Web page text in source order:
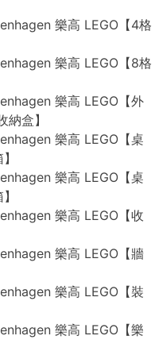
樂高 LEGO【4格
樂高 LEGO【8格
樂高 LEGO【外
盒】
樂高 LEGO【桌
樂高 LEGO【桌
樂高 LEGO【收
樂高 LEGO【牆
樂高 LEGO【裝
樂高 LEGO【樂